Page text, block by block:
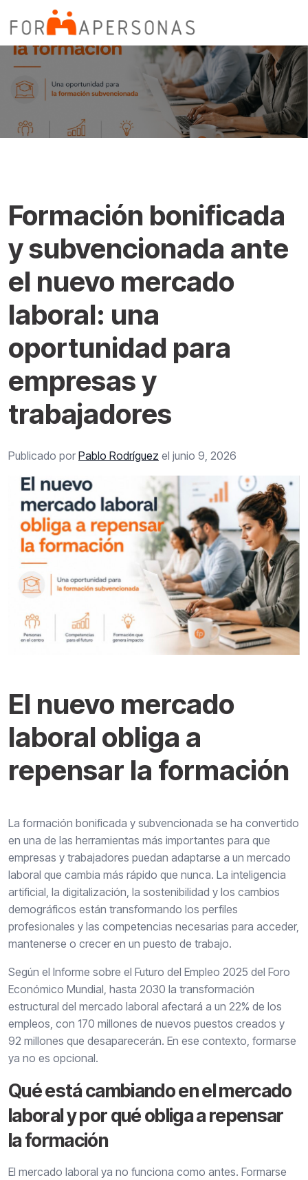
Formación bonificada
y subvencionada ante
el nuevo mercado
laboral: una
oportunidad para
empresas y
trabajadores
Publicado por Pablo Rodríguez el junio 9, 2026
El nuevo mercado
laboral obliga a
repensar la formación
La formación bonificada y subvencionada se ha convertido
en una de las herramientas más importantes para que
empresas y trabajadores puedan adaptarse a un mercado
laboral que cambia más rápido que nunca. La inteligencia
artificial, la digitalización, la sostenibilidad y los cambios
demográficos están transformando los perfiles
profesionales y las competencias necesarias para acceder,
mantenerse o crecer en un puesto de trabajo.
Según el Informe sobre el Futuro del Empleo 2025 del Foro
Económico Mundial, hasta 2030 la transformación
estructural del mercado laboral afectará a un 22% de los
empleos, con 170 millones de nuevos puestos creados y
92 millones que desaparecerán. En ese contexto, formarse
ya no es opcional.
Qué está cambiando en el mercado
laboral y por qué obliga a repensar
la formación
El mercado laboral ya no funciona como antes. Formarse